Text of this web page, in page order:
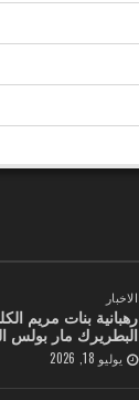
الاخبار
رهبانية بنات مريم
البطريرك مار بولس
يوليو 18, 2026